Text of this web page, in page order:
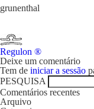
grunenthal
Navegação
de
artigos
Regulon ®
Deixe um comentário
Tem de iniciar a sessão
PESQUISA
Comentários recentes
Arquivo